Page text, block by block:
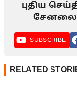
புதிய
சேனலை
SUBSCRIBE
RELATED